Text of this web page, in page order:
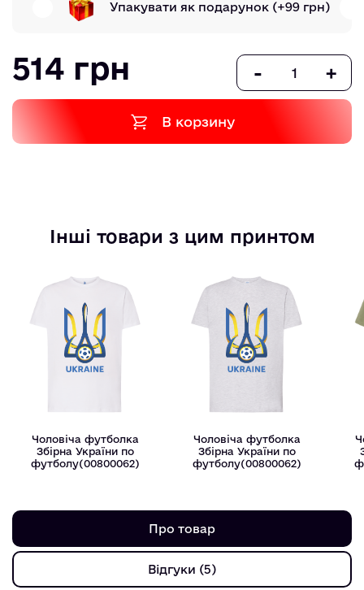
Упакувати як подарунок (+99 грн)
514 грн - +
В корзину
Інші товари з цим принтом
Чоловіча футболка
Збірна України по
футболу(00800062)
Чоловіча футболка
Збірна України по
футболу(00800062)
Про товар
Відгуки (5)